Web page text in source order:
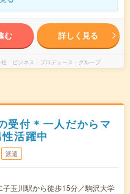
む 詳しく見る
ビジネス・プロデュース・グループ
受付＊一人だからマ
活躍中
派遣
玉川駅から徒歩15分／駒沢大学